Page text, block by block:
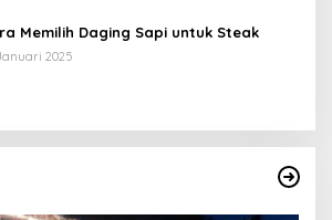
Memilih Daging Sapi untuk Steak
2025